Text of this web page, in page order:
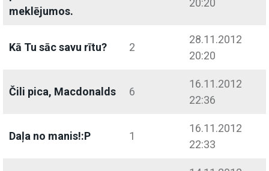
meklējumos.
20:20
Kā Tu sāc savu rītu? 2
28.11.2012
20:20
Čili pica, Macdonalds 6
16.11.2012
22:36
Daļa no manis!:P 1
16.11.2012
22:33